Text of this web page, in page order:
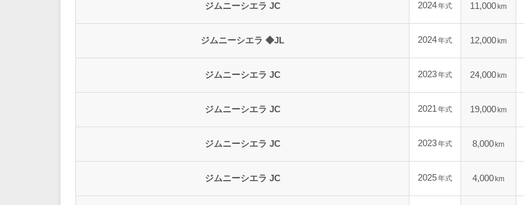
ジムニーシエラ JC 2024年式 11,000 km
ジムニーシエラ ◆JL 2024年式 12,000 km
ジムニーシエラ JC 2023年式 24,000 km
ジムニーシエラ JC 2021 年式 19,000 km
ジムニーシエラ JC 2023年式 8,000 km
ジムニーシエラ JC 2025年式 4,000 km